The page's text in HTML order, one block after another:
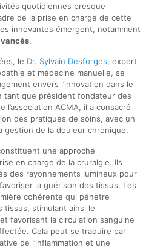
quotidiennes presque
de la prise en charge de cette
innovantes émergent, notamment
.
le Dr. Sylvain Desforges, expert
et médecine manuelle, se
envers l’innovation dans le
tant que président fondateur des
l’association ACMA, il a consacré
des pratiques de soins, avec un
gestion de la douleur chronique.
une approche
en charge de la cruralgie. Ils
des rayonnements lumineux pour
la guérison des tissus. Les
cohérente qui pénètre
tissus, stimulant ainsi le
favorisant la circulation sanguine
Cela peut se traduire par
de l’inflammation et une